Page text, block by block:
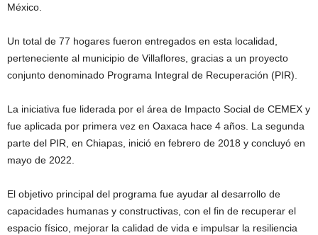
México.
Un total de 77 hogares fueron entregados en esta localidad,
perteneciente al municipio de Villaflores, gracias a un proyecto
conjunto denominado Programa Integral de Recuperación (PIR).
La iniciativa fue liderada por el área de Impacto Social de CEMEX y
fue aplicada por primera vez en Oaxaca hace 4 años. La segunda
parte del PIR, en Chiapas, inició en febrero de 2018 y concluyó en
mayo de 2022.
El objetivo principal del programa fue ayudar al desarrollo de
capacidades humanas y constructivas, con el fin de recuperar el
espacio físico, mejorar la calidad de vida e impulsar la resiliencia